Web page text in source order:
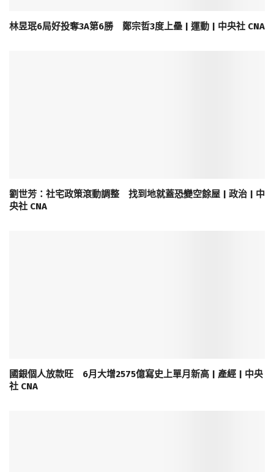
林昱珉6局好投奪3A第6勝 鄭宗哲3度上壘 | 運動 | 中央社 CNA
劉世芳：社宅政策滾動調整 找到地就蓋恐變空餘屋 | 政治 | 中
央社 CNA
國銀個人放款旺 6月大增2575億寫史上單月新高 | 產經 | 中央
社 CNA